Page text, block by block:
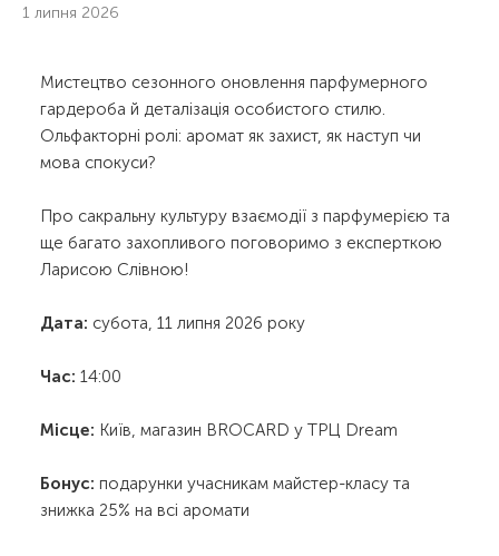
1 липня 2026
Мистецтво сезонного оновлення парфумерного
гардероба й деталізація особистого стилю.
Ольфакторні ролі: аромат як захист, як наступ чи
мова спокуси?
Про сакральну культуру взаємодії з парфумерією та
ще багато захопливого поговоримо з експерткою
Ларисою Слівною!
Дата: субота, 11 липня 2026 року
Час: 14:00
Місце: Київ, магазин BROCARD у ТРЦ Dream
Бонус: подарунки учасникам майстер-класу та
знижка 25% на всі аромати